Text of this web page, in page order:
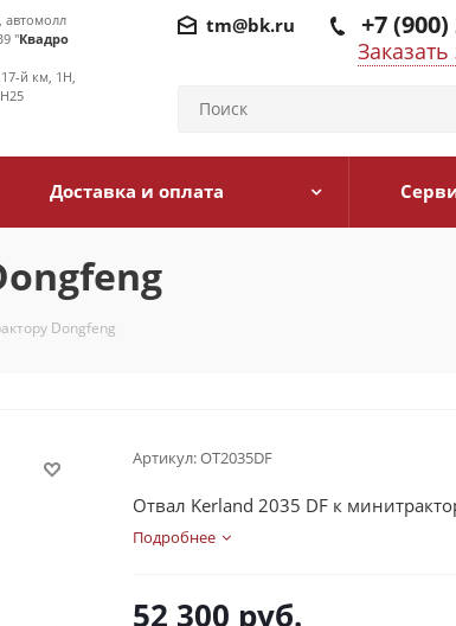
+7 (900)
tm@bk.ru
автомолл
"Квадро
17-й км, 1Н,
Доставка и оплата
Dongfeng
Артикул:ОТ2035DF
Отвал Kerland 2035 DF к
Подробнее
52 300 руб.